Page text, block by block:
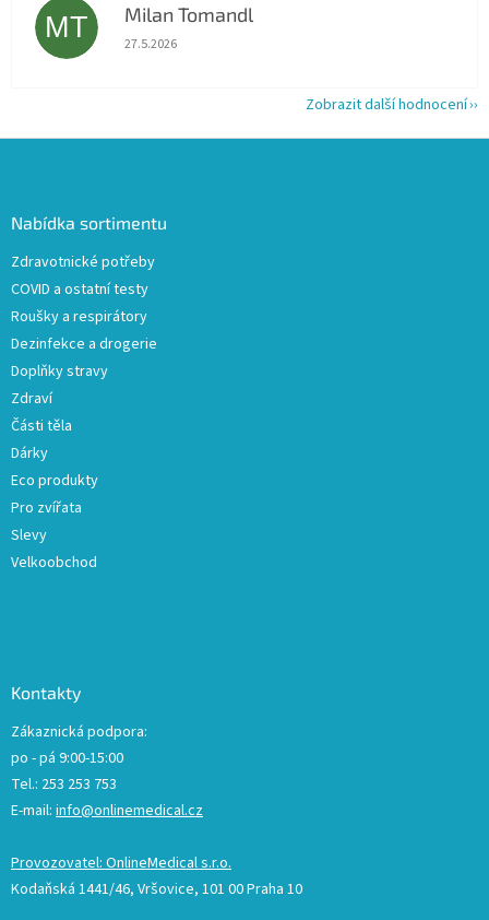
MT Milan Tomandl
Hodnocení obchodu je 5 z 5 hvězdiček.
27.5.2026
Zobrazit další hodnocení
Nabídka sortimentu
Zdravotnické potřeby
COVID a ostatní testy
Roušky a respirátory
Dezinfekce a drogerie
Doplňky stravy
Zdraví
Části těla
Dárky
Eco produkty
Pro zvířata
Slevy
Velkoobchod
Kontakty
Zákaznická podpora:
po - pá 9:00-15:00
Tel.: 253 253 753
E-mail: info@onlinemedical.cz
Provozovatel: OnlineMedical s.r.o.
Kodaňská 1441/46, Vršovice, 101 00 Praha 10